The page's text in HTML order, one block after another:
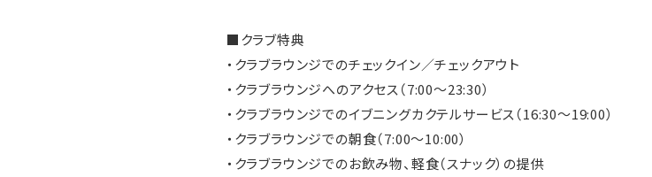
■クラブ特典
・クラブラウンジでのチェックイン／チェックアウト
・クラブラウンジへのアクセス（7:00～23:30）
・クラブラウンジでのイブニングカクテルサービス（16:30～19:00）
・クラブラウンジでの朝食（7:00～10:00）
・クラブラウンジでのお飲み物、軽食（スナック）の提供